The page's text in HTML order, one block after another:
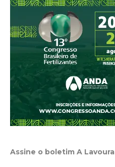
Assine o boletim A Lavoura